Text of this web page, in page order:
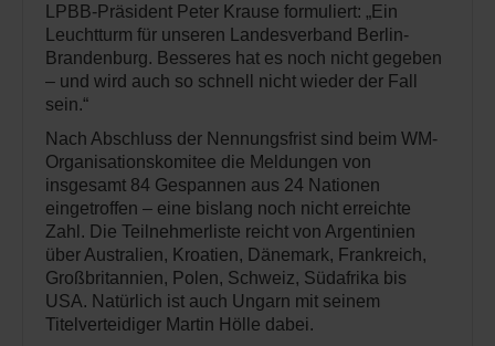
LPBB-Präsident Peter Krause formuliert: „Ein
Leuchtturm für unseren Landesverband Berlin-
Brandenburg. Besseres hat es noch nicht gegeben
– und wird auch so schnell nicht wieder der Fall
sein.“
Nach Abschluss der Nennungsfrist sind beim WM-
Organisationskomitee die Meldungen von
insgesamt 84 Gespannen aus 24 Nationen
eingetroffen – eine bislang noch nicht erreichte
Zahl. Die Teilnehmerliste reicht von Argentinien
über Australien, Kroatien, Dänemark, Frankreich,
Großbritannien, Polen, Schweiz, Südafrika bis
USA. Natürlich ist auch Ungarn mit seinem
Titelverteidiger Martin Hölle dabei.